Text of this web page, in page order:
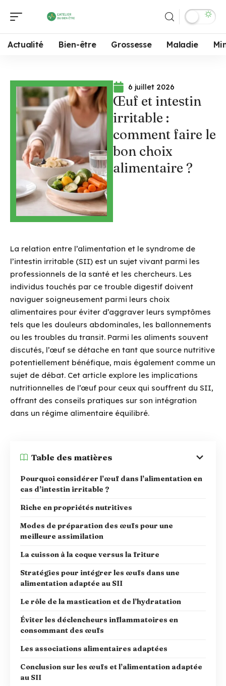
Actualité Bien-être Grossesse Maladie
6 juillet 2026
Œuf et intestin
irritable :
comment faire le
bon choix
alimentaire ?
La relation entre l’alimentation et le syndrome de
l’intestin irritable (SII) est un sujet vivant parmi les
professionnels de la santé et les chercheurs. Les
individus touchés par ce trouble digestif doivent
naviguer soigneusement parmi leurs choix
alimentaires pour éviter d’aggraver leurs symptômes
tels que les douleurs abdominales, les ballonnements
ou les troubles du transit. Parmi les aliments souvent
discutés, l’œuf se détache en tant que source nutritive
potentiellement bénéfique, mais également comme un
sujet de débat. Cet article explore les implications
nutritionnelles de l’œuf pour ceux qui souffrent du SII,
offrant des conseils pratiques sur son intégration
dans un régime alimentaire équilibré.
Table des matières
Pourquoi considérer l’œuf dans l’alimentation en
cas d’intestin irritable ?
Riche en propriétés nutritives
Modes de préparation des œufs pour une
meilleure assimilation
La cuisson à la coque versus la friture
Stratégies pour intégrer les œufs dans une
alimentation adaptée au SII
Le rôle de la mastication et de l’hydratation
Éviter les déclencheurs inflammatoires en
consommant des œufs
Les associations alimentaires adaptées
Conclusion sur les œufs et l’alimentation adaptée
au SII